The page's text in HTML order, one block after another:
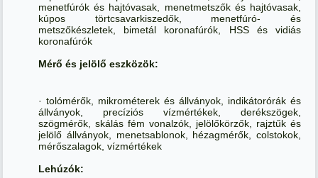
menetfúrók és hajtóvasak, menetmetszők és hajtóvasak,
kúpos törtcsavarkiszedők, menetfúró- és
metszőkészletek, bimetál koronafúrók, HSS és vidiás
koronafúrók
Mérő és jelölő eszközök:
· tolómérők, mikrométerek és állványok, indikátorórák és
állványok, precíziós vízmértékek, derékszögek,
szögmérők, skálás fém vonalzók, jelölőkörzők, rajztűk és
jelölő állványok, menetsablonok, hézagmérők, colstokok,
mérőszalagok, vízmértékek
Lehúzók: